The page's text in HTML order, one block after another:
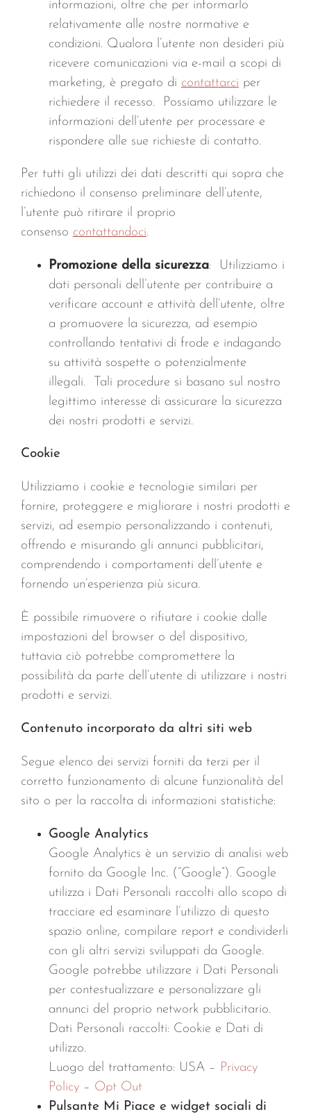
informazioni, oltre che per informarlo
relativamente alle nostre normative e
condizioni. Qualora l’utente non desideri più
ricevere comunicazioni via e-mail a scopi di
marketing, è pregato di contattarci per
richiedere il recesso. Possiamo utilizzare le
informazioni dell’utente per processare e
rispondere alle sue richieste di contatto.
Per tutti gli utilizzi dei dati descritti qui sopra che
richiedono il consenso preliminare dell’utente,
l’utente può ritirare il proprio
consenso contattandoci.
Promozione della sicurezza: Utilizziamo i
dati personali dell’utente per contribuire a
verificare account e attività dell’utente, oltre
a promuovere la sicurezza, ad esempio
controllando tentativi di frode e indagando
su attività sospette o potenzialmente
illegali. Tali procedure si basano sul nostro
legittimo interesse di assicurare la sicurezza
dei nostri prodotti e servizi.
Cookie
Utilizziamo i cookie e tecnologie similari per
fornire, proteggere e migliorare i nostri prodotti e
servizi, ad esempio personalizzando i contenuti,
offrendo e misurando gli annunci pubblicitari,
comprendendo i comportamenti dell’utente e
fornendo un’esperienza più sicura.
È possibile rimuovere o rifiutare i cookie dalle
impostazioni del browser o del dispositivo,
tuttavia ciò potrebbe compromettere la
possibilità da parte dell’utente di utilizzare i nostri
prodotti e servizi.
Contenuto incorporato da altri siti web
Segue elenco dei servizi forniti da terzi per il
corretto funzionamento di alcune funzionalità del
sito o per la raccolta di informazioni statistiche:
Google Analytics
Google Analytics è un servizio di analisi web
fornito da Google Inc. (“Google”). Google
utilizza i Dati Personali raccolti allo scopo di
tracciare ed esaminare l’utilizzo di questo
spazio online, compilare report e condividerli
con gli altri servizi sviluppati da Google.
Google potrebbe utilizzare i Dati Personali
per contestualizzare e personalizzare gli
annunci del proprio network pubblicitario.
Dati Personali raccolti: Cookie e Dati di
utilizzo.
Luogo del trattamento: USA – Privacy
Policy – Opt Out
Pulsante Mi Piace e widget sociali di